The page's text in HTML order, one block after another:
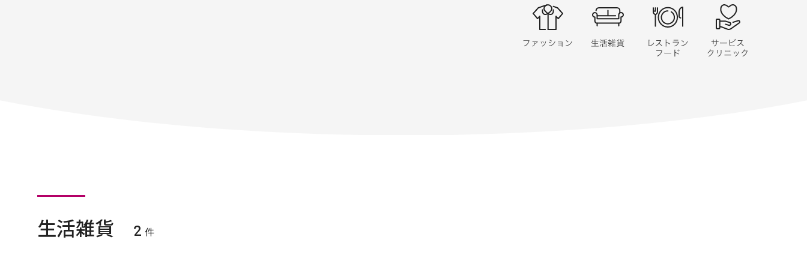
ファッション 生活雑貨 レストラン・フード
生活雑貨 2 件